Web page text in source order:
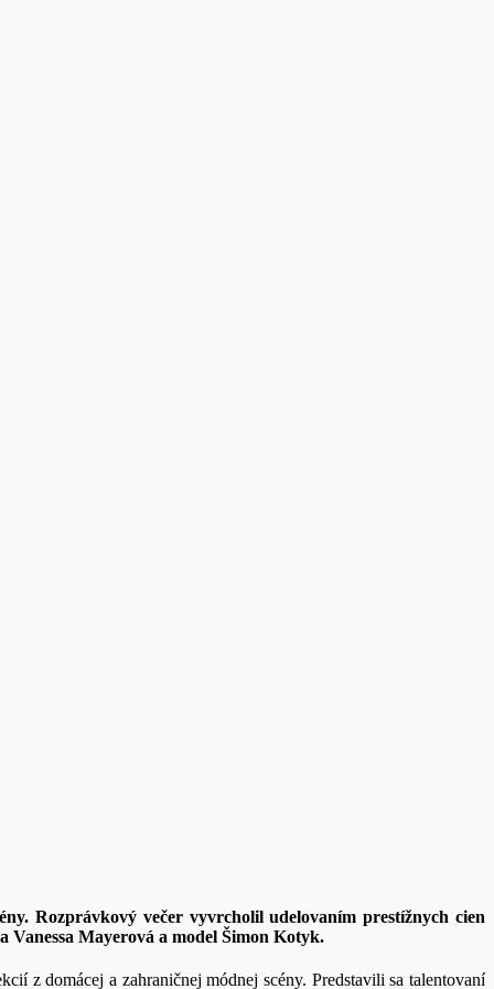
Rozprávkový večer vyvrcholil udelovaním prestížnych cien
Mayerová a model Šimon Kotyk.
z domácej a zahraničnej módnej scény. Predstavili sa talentovaní